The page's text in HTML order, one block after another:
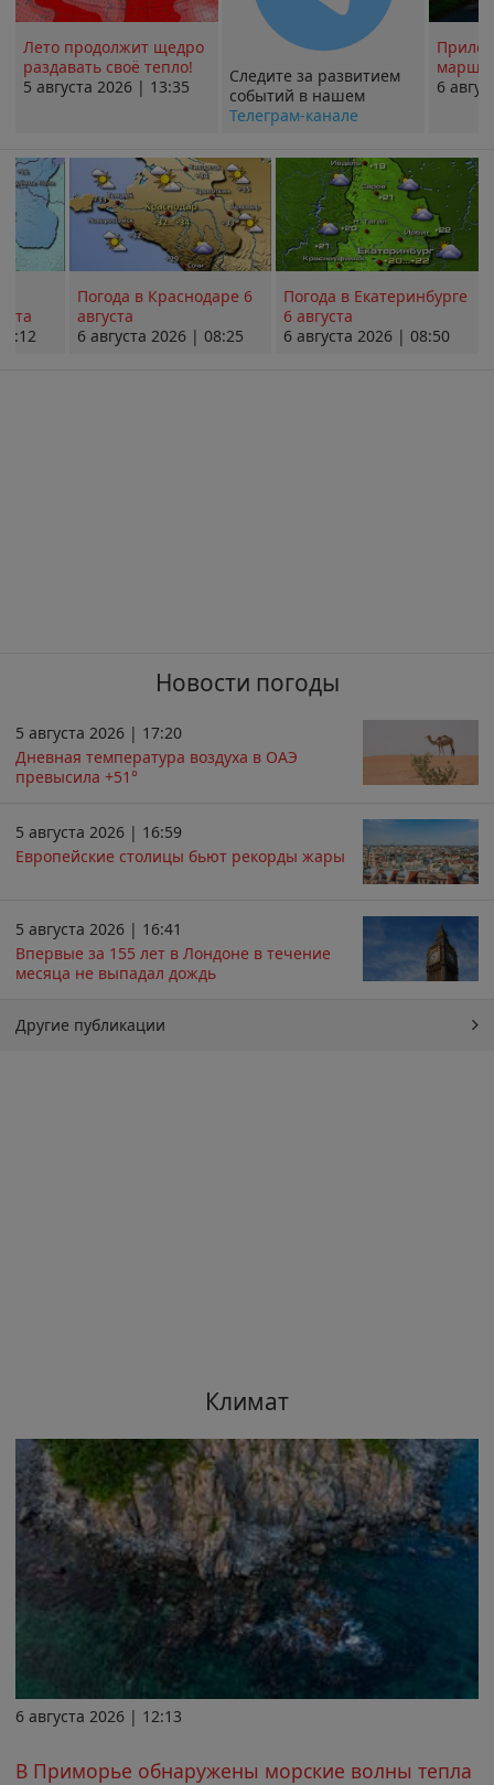
Лето продолжит щедро
раздавать своё тепло!
5 августа 2026 | 13:35
Следите за развитием
событий в нашем
Телеграм-канале
6
Погода в Краснодаре 6
августа
6 августа 2026 | 08:25
Погода в Екатеринбурге
6 августа
6 августа 2026 | 08:50
Новости погоды
5 августа 2026 | 17:20
Дневная температура воздуха в ОАЭ
превысила +51°
5 августа 2026 | 16:59
Европейские столицы бьют рекорды жары
5 августа 2026 | 16:41
Впервые за 155 лет в Лондоне в течение
месяца не выпадал дождь
Другие публикации
Климат
6 августа 2026 | 12:13
В Приморье обнаружены морские волны тепла